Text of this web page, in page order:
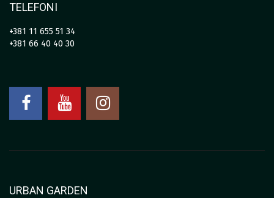
TELEFONI
+381 11 655 51 34
+381 66 40 40 30
URBAN GARDEN